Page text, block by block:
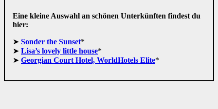
Eine kleine Auswahl an schönen Unterkünften findest du
hier:
Sonder the Sunset*
Lisa’s lovely little house*
Georgian Court Hotel, WorldHotels Elite*